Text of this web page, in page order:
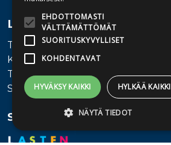
Lisätietoa
Toimitusehdot
Käyttöohjeet
Tietosuojaseloste
Saavutettavuusseloste
Seuraa meitä
EHDOTTOMASTI
VÄLTTÄMÄTTÖMÄT
SUORITUSKYVYLLISET
KOHDENTAVAT
HYVÄKSY KAIKKI HYLKÄÄ KAIKKI
NÄYTÄ TIEDOT